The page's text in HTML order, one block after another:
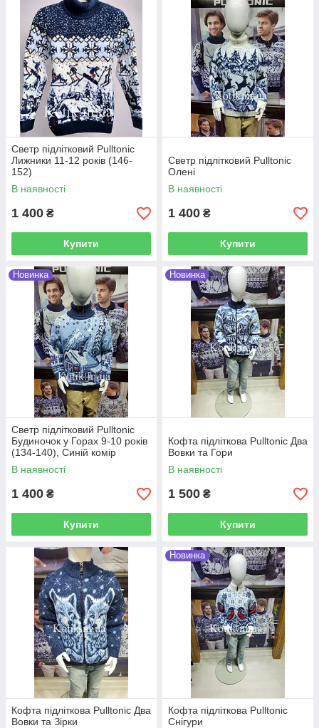
Светр підлітковий Pulltonic
Лижники 11-12 років (146-
152)
В наявності
1 400 ₴
Купити
Светр підлітковий Pulltonic
Олені
В наявності
1 400 ₴
Купити
Новинка
Светр підлітковий Pulltonic
Будиночок у Горах 9-10 років
(134-140), Синій комір
В наявності
1 400 ₴
Купити
Новинка
Кофта підліткова Pulltonic Два
Вовки та Гори
В наявності
1 500 ₴
Купити
Кофта підліткова Pulltonic Два
Вовки та Зірки
Новинка
Кофта підліткова Pulltonic
Снігури